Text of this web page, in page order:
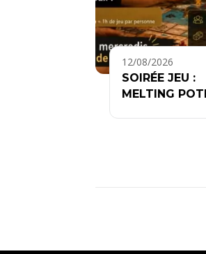
12/08/2026
SOIRÉE JEU :
MELTING